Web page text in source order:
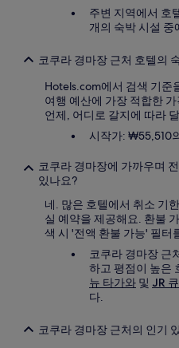
주변 지역에서 호
개의 숙박 시설 중
코쿠라 경마장 근처 호텔의
Hotels.com에서 검색 기준
여행 예산에 가장 적합한
언제, 어디로 갈지에 따라
시작가: ₩55,510
코쿠라 경마장에 가까우며
있나요?
네. 많은 호텔에서 취소 기
실 예약을 제공해요. 환불
색 시 '전액 환불 가능' 필터
코쿠라 경마장 근
하고 평점이 높은
뉴 타가와 및 JR
다.
코쿠라 경마장 근처의 인기